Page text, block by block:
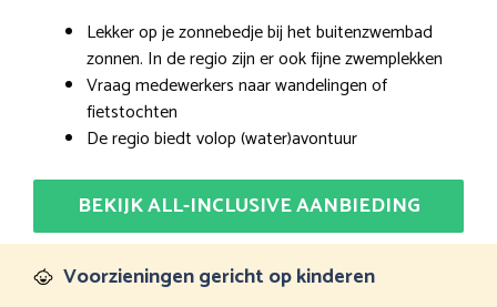
Lekker op je zonnebedje bij het buitenzwembad
zonnen. In de regio zijn er ook fijne zwemplekken
Vraag medewerkers naar wandelingen of
fietstochten
De regio biedt volop (water)avontuur
BEKIJK ALL-INCLUSIVE AANBIEDING
Voorzieningen gericht op kinderen